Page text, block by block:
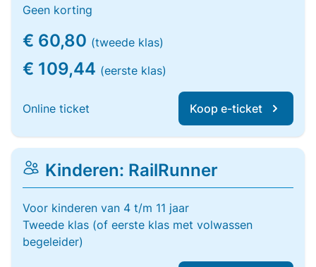
Geen korting
€ 60,80 (tweede klas)
€ 109,44 (eerste klas)
Online ticket Koop e-ticket
Kinderen: RailRunner
Voor kinderen van 4 t/m 11 jaar
Tweede klas (of eerste klas met volwassen
begeleider)